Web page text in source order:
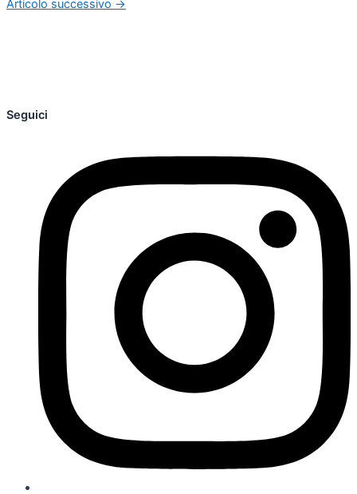
Articolo successivo →
Seguici